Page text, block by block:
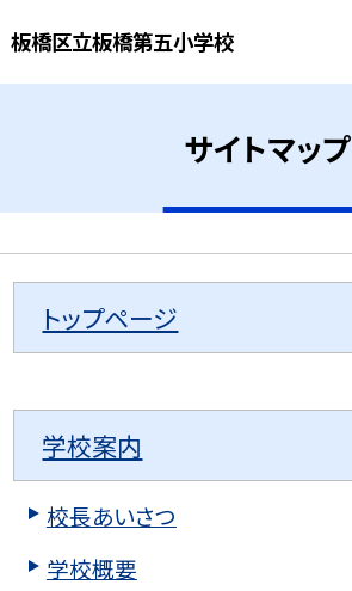
板橋区立板橋第五小学校
サイトマップ
トップページ
学校案内
校長あいさつ
学校概要